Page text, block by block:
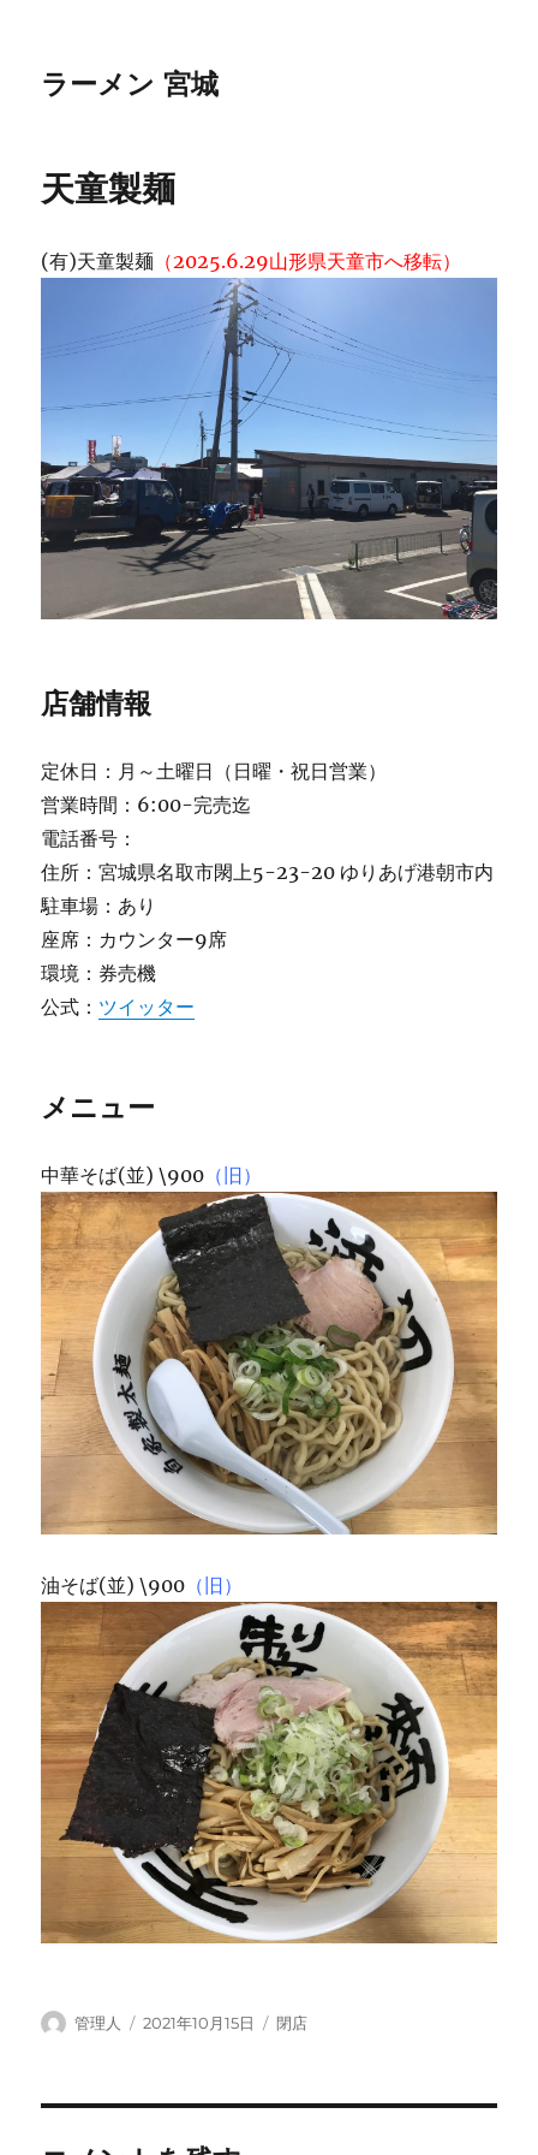
ラーメン 宮城
天童製麺
(有)天童製麺 （2025.6.29山形県天童市へ移転）
店舗情報
定休日：月～土曜日（日曜・祝日営業）
営業時間：6:00-完売迄
電話番号：
住所：宮城県名取市閖上5-23-20 ゆりあげ港朝市内
駐車場：あり
座席：カウンター9席
環境：券売機
公式： ツイッター
メニュー
中華そば(並) \900 （旧）
油そば(並) \900 （旧）
投
管理人
投
2021年10月15日
カ
閉店